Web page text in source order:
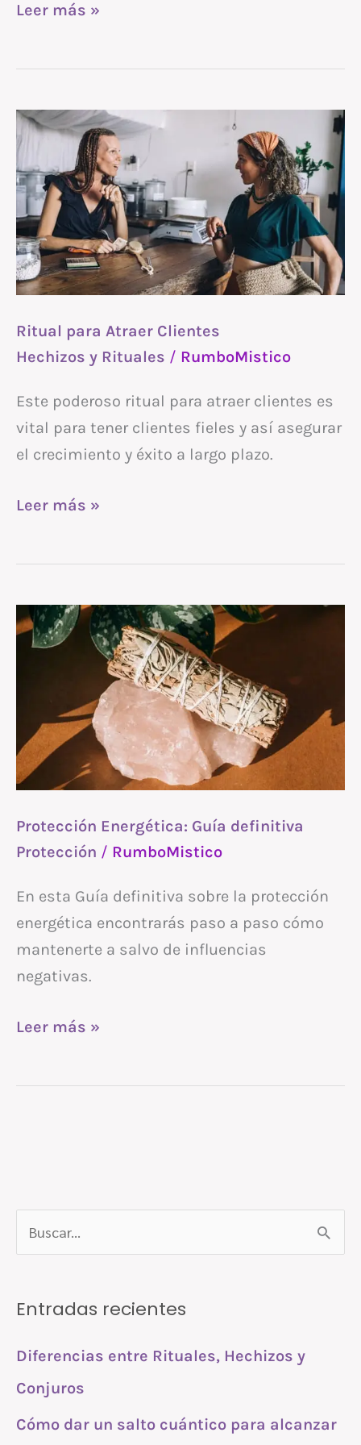
Leer más »
Ritual para Atraer Clientes
Hechizos y Rituales / RumboMistico
Este poderoso ritual para atraer clientes es
vital para tener clientes fieles y así asegurar
el crecimiento y éxito a largo plazo.
Ritual
para
Atraer
Clientes
Leer más »
Protección Energética: Guía definitiva
Protección / RumboMistico
En esta Guía definitiva sobre la protección
energética encontrarás paso a paso cómo
mantenerte a salvo de influencias
negativas.
Protección
Energética:
Leer más »
c
o
Entradas recientes
Diferencias entre Rituales, Hechizos y
Conjuros
Cómo dar un salto cuántico para alcanzar